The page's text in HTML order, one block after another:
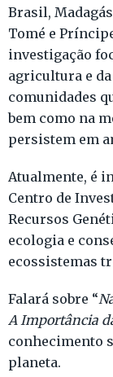
Brasil,
Tomé e
investigação
agricultura e
comunidades
bem como na
persistem em
Atualmente, é
Centro de
Recursos
ecologia e
ecossistemas
Falará sobre “
A Importância
conhecimento
planeta.